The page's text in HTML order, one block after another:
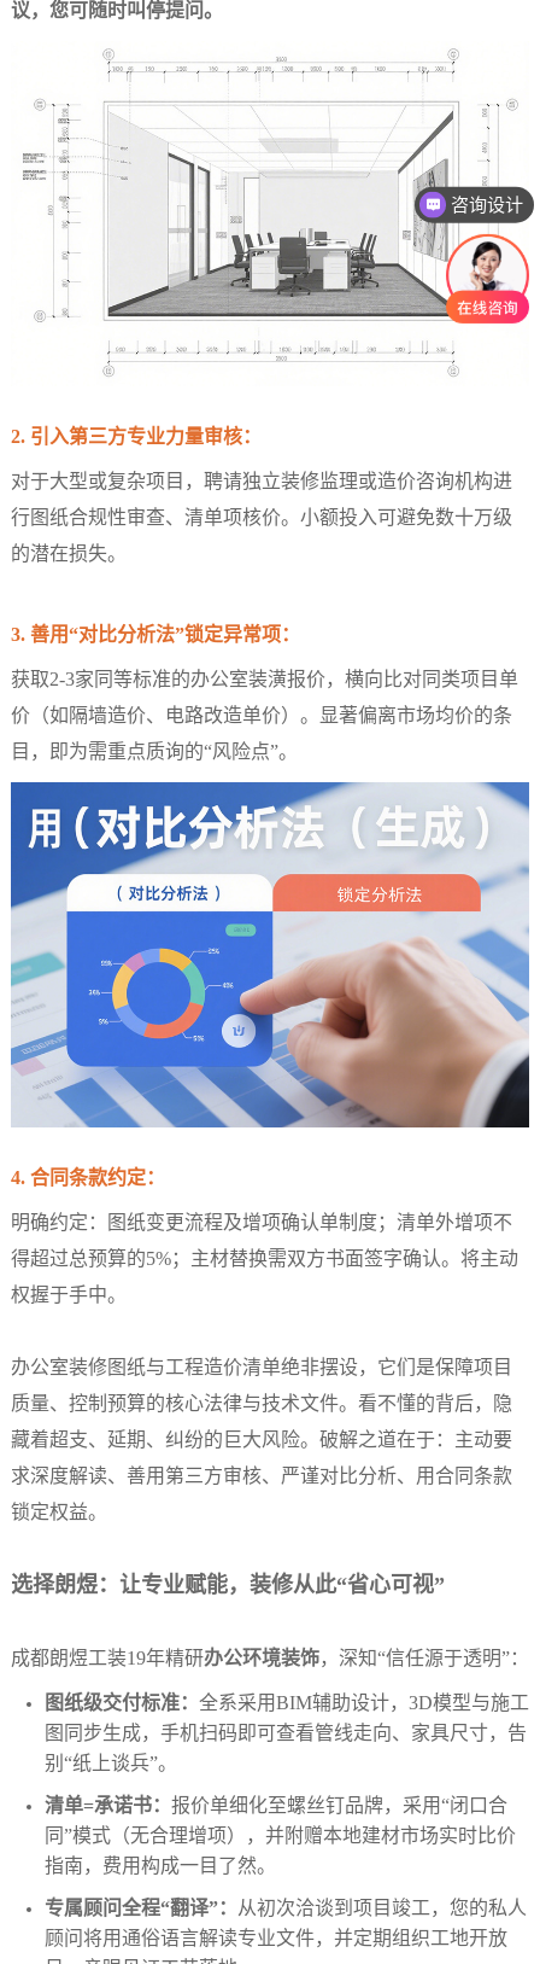
议，您可随时叫停提问。
2. 引入第三方专业力量审核：
对于大型或复杂项目，聘请独立装修监理或造价咨询机构进
行图纸合规性审查、清单项核价。小额投入可避免数十万级
的潜在损失。
3. 善用“对比分析法”锁定异常项：
获取2-3家同等标准的办公室装潢报价，横向比对同类项目单
价（如隔墙造价、电路改造单价）。显著偏离市场均价的条
目，即为需重点质询的“风险点”。
4. 合同条款约定：
明确约定：图纸变更流程及增项确认单制度；清单外增项不
得超过总预算的5%；主材替换需双方书面签字确认。将主动
权握于手中。
办公室装修图纸与工程造价清单绝非摆设，它们是保障项目
质量、控制预算的核心法律与技术文件。看不懂的背后，隐
藏着超支、延期、纠纷的巨大风险。破解之道在于：主动要
求深度解读、善用第三方审核、严谨对比分析、用合同条款
锁定权益。
选择朗煜：让专业赋能，装修从此“省心可视”
成都朗煜工装19年精研办公环境装饰，深知“信任源于透明”：
图纸级交付标准： 全系采用BIM辅助设计，3D模型与施工
图同步生成，手机扫码即可查看管线走向、家具尺寸，告
别“纸上谈兵”。
清单=承诺书： 报价单细化至螺丝钉品牌，采用“闭口合
同”模式（无合理增项），并附赠本地建材市场实时比价
指南，费用构成一目了然。
专属顾问全程“翻译”：
从初次洽谈到项目竣工，您的私人
顾问将用通俗语言解读专业文件，并定期组织工地开放
咨询设计
咨询报价